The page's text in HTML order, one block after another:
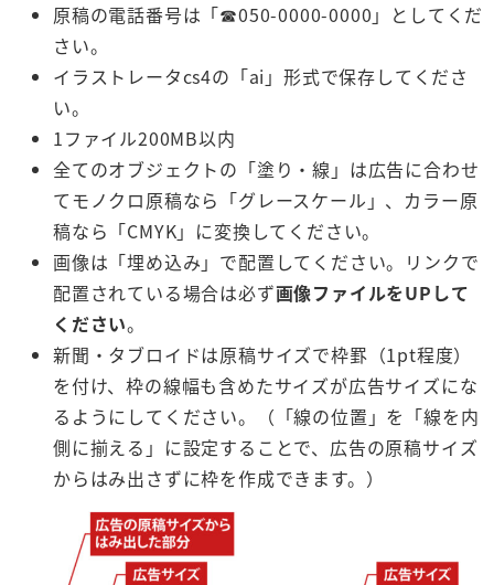
原稿の電話番号は「☎︎050-0000-0000」としてくだ
さい。
イラストレータcs4の「ai」形式で保存してくださ
い。
1ファイル200MB以内
全てのオブジェクトの「塗り・線」は広告に合わせ
てモノクロ原稿なら「グレースケール」、カラー原
稿なら「CMYK」に変換してください。
画像は「埋め込み」で配置してください。リンクで
配置されている場合は必ず画像ファイルをUPして
ください。
新聞・タブロイドは原稿サイズで枠罫（1pt程度）
を付け、枠の線幅も含めたサイズが広告サイズにな
るようにしてください。（「線の位置」を「線を内
側に揃える」に設定することで、広告の原稿サイズ
からはみ出さずに枠を作成できます。）